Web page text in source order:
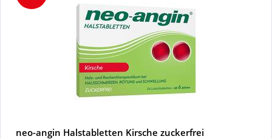
neo-angin Halstabletten Kirsche zuckerfrei